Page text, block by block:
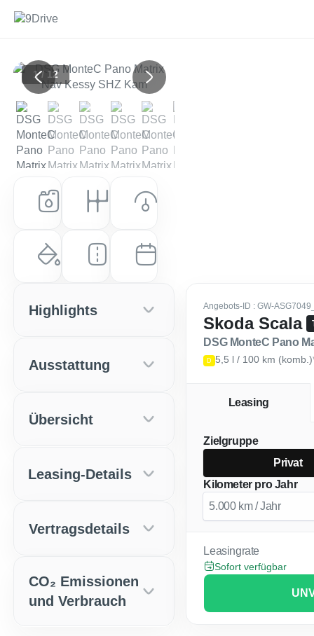
Previous Next
1 / 12
Kraftstoff
Benzin Automatik
Leistung (PS)
116 PS (85 kW)
Farbe
Black-Magic Perleffekt
Laufleistung
10 km
Erstzulassung
EZ: Feb. 2026
Angebots-ID : GW-
Skoda Scala
DSG MonteC Pano
D 5,5 l / 100 km
Leasing
Zielgruppe
Privat
Kilometer pro Jahr
Leasingrate
Sofort verfügbar
Highlights
Ausstattung
Übersicht
Leasing-Details
Vertragsdetails
CO₂ Emissionen
und Verbrauch